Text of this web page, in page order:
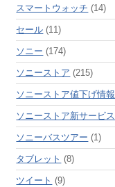
スマートウォッチ (14)
セール (11)
ソニー (174)
ソニーストア (215)
ソニーストア値下げ情報
ソニーストア新サービス
ソニーバスツアー (1)
タブレット (8)
ツイート (9)